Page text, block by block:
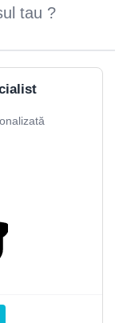
tau ?